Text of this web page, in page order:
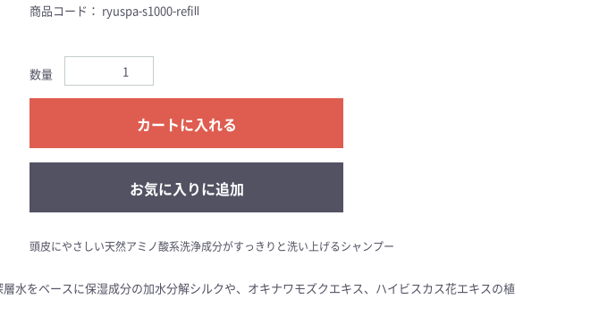
商品コード： ryuspa-s1000-refill
数量
カートに入れる
お気に入りに追加
頭皮にやさしい天然アミノ酸系洗浄成分がすっきりと洗い上げるシャンプー
水をベースに保湿成分の加水分解シルクや、オキナワモズクエキス、ハイビスカス花エキスの植